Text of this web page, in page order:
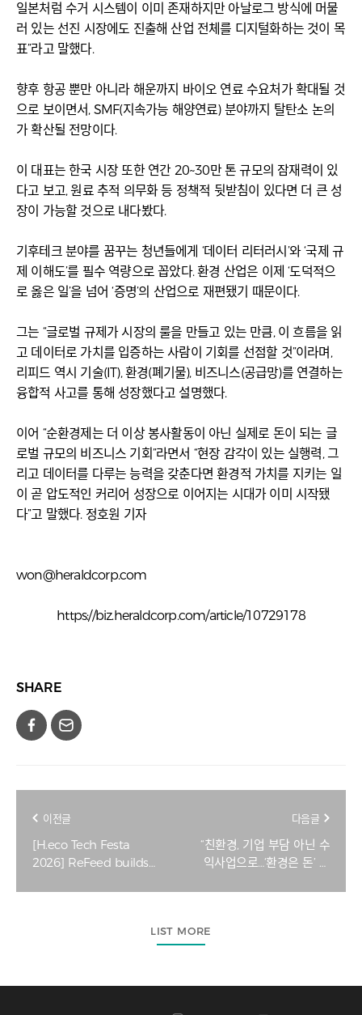
일본처럼 수거 시스템이 이미 존재하지만 아날로그 방식에 머물
러 있는 선진 시장에도 진출해 산업 전체를 디지털화하는 것이 목
표”라고 말했다.
향후 항공 뿐만 아니라 해운까지 바이오 연료 수요처가 확대될 것
으로 보이면서, SMF(지속가능 해양연료) 분야까지 탈탄소 논의
가 확산될 전망이다.
이 대표는 한국 시장 또한 연간 20~30만 톤 규모의 잠재력이 있
다고 보고, 원료 추적 의무화 등 정책적 뒷받침이 있다면 더 큰 성
장이 가능할 것으로 내다봤다.
기후테크 분야를 꿈꾸는 청년들에게 ‘데이터 리터러시’와 ‘국제 규
제 이해도’를 필수 역량으로 꼽았다. 환경 산업은 이제 ‘도덕적으
로 옳은 일’을 넘어 ‘증명’의 산업으로 재편됐기 때문이다.
그는 “글로벌 규제가 시장의 룰을 만들고 있는 만큼, 이 흐름을 읽
고 데이터로 가치를 입증하는 사람이 기회를 선점할 것”이라며,
리피드 역시 기술(IT), 환경(폐기물), 비즈니스(공급망)를 연결하는
융합적 사고를 통해 성장했다고 설명했다.
이어 “순환경제는 더 이상 봉사활동이 아닌 실제로 돈이 되는 글
로벌 규모의 비즈니스 기회”라면서 “현장 감각이 있는 실행력, 그
리고 데이터를 다루는 능력을 갖춘다면 환경적 가치를 지키는 일
이 곧 압도적인 커리어 성장으로 이어지는 시대가 이미 시작됐
다”고 말했다. 정호원 기자
won@heraldcorp.com
https://biz.heraldcorp.com/article/10729178
SHARE
이전글
[H.eco Tech Festa
2026] ReFeed builds
다음글
“친환경, 기업 부담 아닌 수
익사업으로…‘환경은 돈’ 인
LIST MORE